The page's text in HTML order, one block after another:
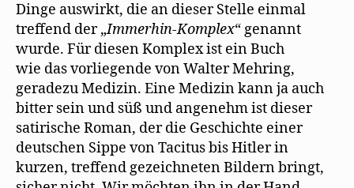
Dinge auswirkt, die an dieser Stelle einmal
treffend der „Immerhin-Komplex“ genannt
wurde. Für diesen Komplex ist ein Buch
wie das vorliegende von Walter Mehring,
geradezu Medizin. Eine Medizin kann ja auch
bitter sein und süß und angenehm ist dieser
satirische Roman, der die Geschichte einer
deutschen Sippe von Tacitus bis Hitler in
kurzen, treffend gezeichneten Bildern bringt,